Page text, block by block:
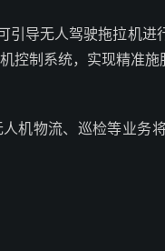
引导无人驾驶拖拉机
控制系统，实现精准施
机物流、巡检等业务